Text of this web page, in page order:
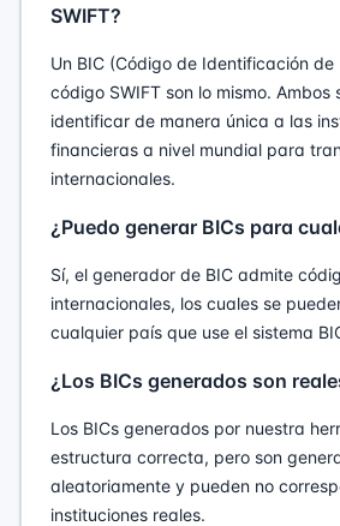
SWIFT?
Un BIC (Código de Identificación de
código SWIFT son lo mismo. Ambos
identificar de manera única a las
financieras a nivel mundial para
internacionales.
¿Puedo generar BICs para
Sí, el generador de BIC admite
internacionales, los cuales se
cualquier país que use el sistema
¿Los BICs generados son
Los BICs generados por nuestra
estructura correcta, pero son
aleatoriamente y pueden no
instituciones reales.